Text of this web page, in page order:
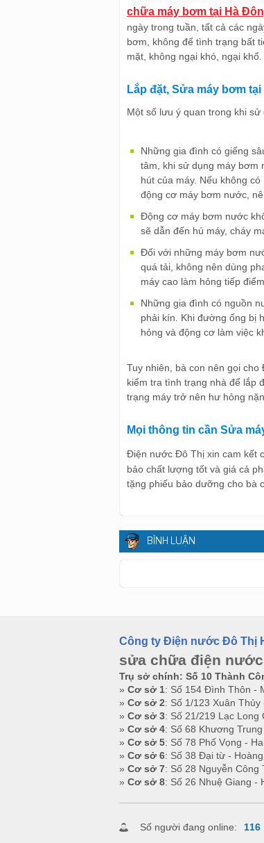
chữa máy bơm tại Hà
ngày trong tuần, tất cả các
bơm, không để tình trạng bất
mặt, không ngại khó, ngại
Lắp đặt, Sửa máy bơm
Một số lưu ý quan trong khi
Những gia đình có giếng
tâm, khi sử dụng máy bơm
hút của máy. Nếu không
động cơ máy bơm nước,
Động cơ máy bơm nước
sẽ dẫn đến hú máy, cháy
Đối với những máy bơm
quá tải, không nên dùng
máy cao làm hỏng tiếp
Những gia đình có nguồn
phải kín. Khi đường ống bị
hỏng và động cơ làm việc
Tuy nhiên, bà con nên gọi
kiểm tra tình trạng nhà để lắp
trạng máy trở nên hư hỏng
Mọi thông tin cần Sửa
Điện nước Đô Thị xin cam kết
bảo chất lượng tốt và giá cả
tặng phiếu bảo dưỡng cho bà
BÌNH LUẬN
Công ty Điện nước Đô Thị
sửa chữa điện nước
Trụ sở chính: Số 10 Thành
» Cơ sở 1: Số 154 Đình Thôn -
» Cơ sở 2: Số 1/123 Xuân
» Cơ sở 3: Số 21/219 Lạc Long
» Cơ sở 4: Số 68 Khương
» Cơ sở 5: Số 78 Phố Vọng -
» Cơ sở 6: Số 38 Đại từ -
» Cơ sở 7: Số 28 Nguyễn Công
» Cơ sở 8: Số 26 Nhuệ Giang -
Số người đang online:
116